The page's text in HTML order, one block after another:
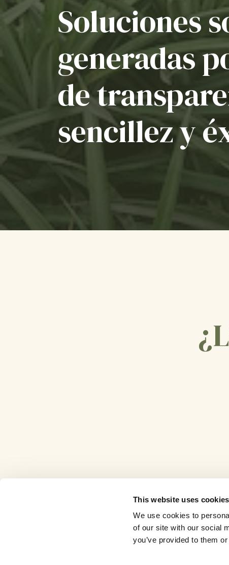
This website uses cookies
We use cookies to
of our site with our social
you’ve provided to them
Soluciones
generadas
de
sencillez y